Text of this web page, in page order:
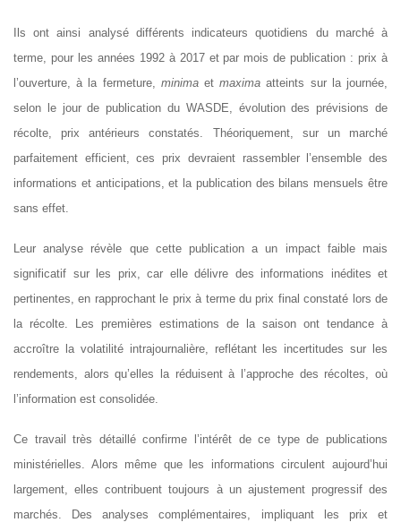
Ils ont ainsi analysé différents indicateurs quotidiens du marché à
terme, pour les années 1992 à 2017 et par mois de publication : prix à
l’ouverture, à la fermeture, minimaetmaximaatteints sur la journée,
selon le jour de publication du WASDE, évolution des prévisions de
récolte, prix antérieurs constatés. Théoriquement, sur un marché
parfaitement efficient, ces prix devraient rassembler l’ensemble des
informations et anticipations, et la publication des bilans mensuels être
sans effet.
Leur analyse révèle que cette publication a un impact faible mais
significatif sur les prix, car elle délivre des informations inédites et
pertinentes, en rapprochant le prix à terme du prix final constaté lors de
la récolte. Les premières estimations de la saison ont tendance à
accroître la volatilité intrajournalière, reflétant les incertitudes sur les
rendements, alors qu’elles la réduisent à l’approche des récoltes, où
l’information est consolidée.
Ce travail très détaillé confirme l’intérêt de ce type de publications
ministérielles. Alors même que les informations circulent aujourd’hui
largement, elles contribuent toujours à un ajustement progressif des
marchés. Des analyses complémentaires, impliquant les prix et